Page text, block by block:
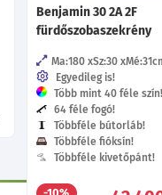
Benjamin 30 2A 2F
fürdőszobaszekrény
Ma:180 Sz:30 Mé:31
Egyedileg is!
Több mint 40 féle szín!
64 féle fogó!
Többféle bútorláb!
Többféle fióksín!
Többféle kivetőpánt!